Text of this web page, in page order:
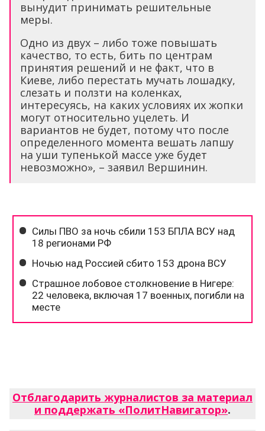
вынудит принимать решительные
меры.
Одно из двух – либо тоже повышать
качество, то есть, бить по центрам
принятия решений и не факт, что в
Киеве, либо перестать мучать лошадку,
слезать и ползти на коленках,
интересуясь, на каких условиях их жопки
могут относительно уцелеть. И
вариантов не будет, потому что после
определенного момента вешать лапшу
на уши тупенькой массе уже будет
невозможно», – заявил Вершинин.
Отблагодарить журналистов за материал
и поддержать «ПолитНавигатор».